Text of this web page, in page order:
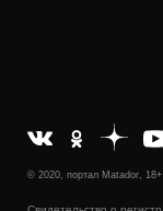
© 2020, портал Matador, 18+